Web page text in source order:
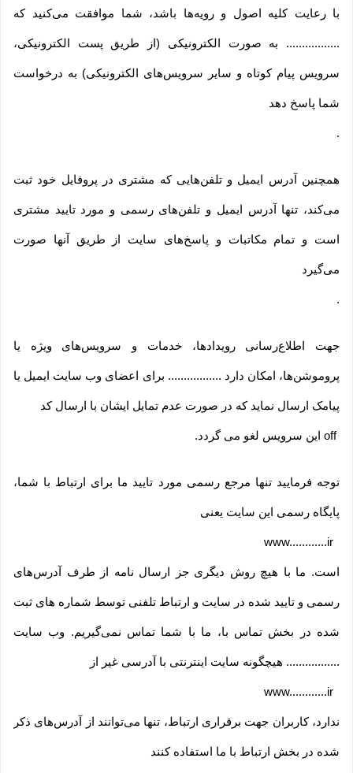
با رعایت کلیه اصول و رویه‏‌ها باشد، شما موافقت می‌‏کنید که
................. به صورت الکترونیکی (از طریق پست الکترونیکی،
سرویس پیام کوتاه و سایر سرویس‌های الکترونیکی) به درخواست
شما پاسخ دهد
.
همچنین آدرس ایمیل و تلفن‌هایی که مشتری در پروفایل خود ثبت
می‌کند، تنها آدرس ایمیل و تلفن‌های رسمی و مورد تایید مشتری
است و تمام مکاتبات و پاسخ‌های سایت از طریق آنها صورت
می‌گیرد
.
جهت اطلاع‌رسانی رویدادها، خدمات و سرویس‌های ویژه یا
پروموشن‌ها، امکان دارد ................. برای اعضای وب سایت ایمیل یا
پیامک ارسال نماید که در صورت عدم تمایل ایشان با ارسال کد
off این سرویس لغو می گردد.
توجه فرمایید تنها مرجع رسمی مورد تایید ما برای ارتباط با شما،
پایگاه رسمی این سایت یعنی
www............ir
است. ما با هیچ روش دیگری جز ارسال نامه از طرف آدرس‏‌های
رسمی و تایید شده در سایت و ارتباط تلفنی توسط شماره های ثبت
شده در بخش تماس با، ما با شما تماس نمی‌‏گیریم. وب سایت
................. هیچگونه سایت اینترنتی با آدرسی غیر از
www............ir
ندارد، کاربران جهت برقراری ارتباط، تنها می‏‌توانند از آدرس‌‏های ذکر
شده در بخش ارتباط با ما استفاده کنند